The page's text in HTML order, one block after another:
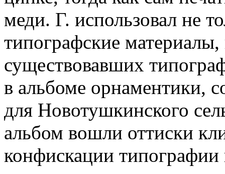
меди. Г. использовал не
типографские
существовавших
в альбоме орнаментики,
для Новотушкинского
альбом вошли оттиски
конфискации